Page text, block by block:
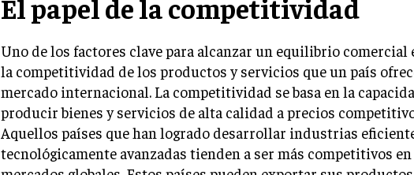
El papel de la competitividad
Uno de los factores clave para alcanzar un equilibrio comercial
la competitividad de los productos y servicios que un país
mercado internacional. La competitividad se basa en la
producir bienes y servicios de alta calidad a precios
Aquellos países que han logrado desarrollar industrias
tecnológicamente avanzadas tienden a ser más competitivos